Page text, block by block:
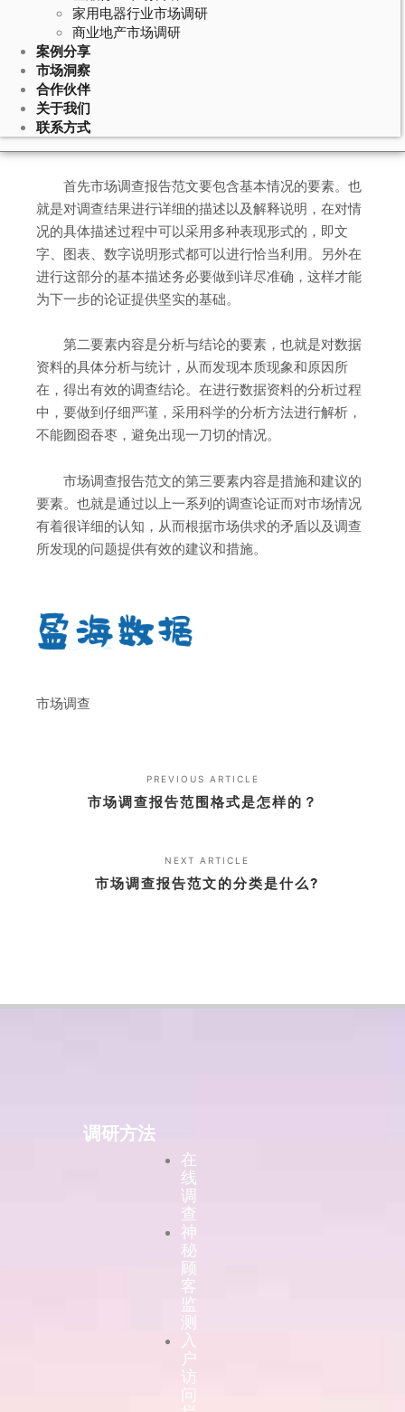
家用电器行业市场调研
商业地产市场调研
案例分享
市场洞察
合作伙伴
关于我们
联系方式
市场调查报告范文的基本要素有什么?
很多企业通过
行掌握，进行市场调查的过程中，市场调查报告
范文的基本要素有什么?
首先市场调查报告范文要包含基本情况的要素。也
就是对调查结果进行详细的描述以及解释说明，在对情
况的具体描述过程中可以采用多种表现形式的，即文
字、图表、数字说明形式都可以进行恰当利用。另外在
进行这部分的基本描述务必要做到详尽准确，这样才能
为下一步的论证提供坚实的基础。
第二要素内容是分析与结论的要素，也就是对数据
资料的具体分析与统计，从而发现本质现象和原因所
在，得出有效的调查结论。在进行数据资料的分析过程
中，要做到仔细严谨，采用科学的分析方法进行解析，
不能囫囵吞枣，避免出现一刀切的情况。
市场调查报告范文的第三要素内容是措施和建议的
要素。也就是通过以上一系列的调查论证而对市场情况
有着很详细的认知，从而根据市场供求的矛盾以及调查
所发现的问题提供有效的建议和措施。
市场调查
PREVIOUS ARTICLE
市场调查报告范围格式是怎样的？
NEXT ARTICLE
市场调查报告范文的分类是什么?
调研方法
在
线
调
查
神
秘
顾
客
监
测
入
户
访
问